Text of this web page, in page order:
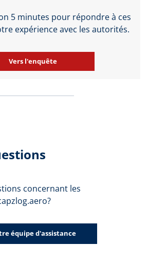
5 minutes pour répondre à ces
expérience avec les autorités.
Vers l'enquête
concernant les
équipe d'assistance